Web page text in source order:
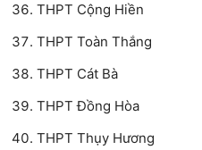
THPT Cộng Hiền
THPT Toàn Thắng
THPT Cát Bà
THPT Đồng Hòa
THPT Thụy Hương